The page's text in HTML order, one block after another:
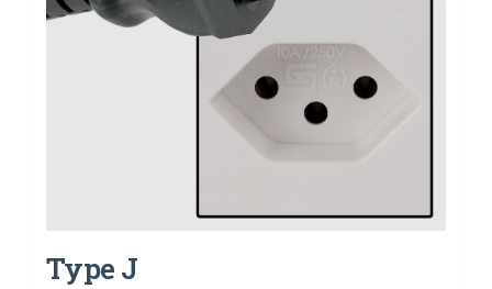
Type J